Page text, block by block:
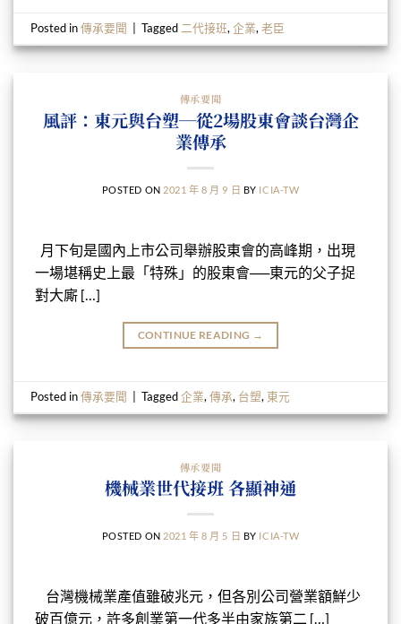
Posted in傳承要聞 Tagged二代接班,企業,老臣
傳承要聞
風評：東元與台塑─從2場股東會談台灣企
業傳承
POSTED ON 2021 年 8 月 9 日 BY ICIA-TW
月下旬是國內上市公司舉辦股東會的高峰期，出現
一場堪稱史上最「特殊」的股東會──東元的父子捉
對大廝 […]
CONTINUE READING →
Posted in傳承要聞 Tagged企業,傳承, 台塑, 東元
傳承要聞
機械業世代接班 各顯神通
POSTED ON 2021 年 8 月 5 日 BY ICIA-TW
台灣機械業產值雖破兆元，但各別公司營業額鮮少
破百億元，許多創業第一代多半由家族第二 […]